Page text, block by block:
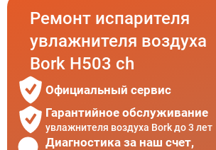
Ремонт испарителя
увлажнителя воздуха
Bork H503 ch
Официальный сервис
Гарантийное обслуживание
увлажнителя воздуха Bork до 3 лет
Диагностика за наш счет,